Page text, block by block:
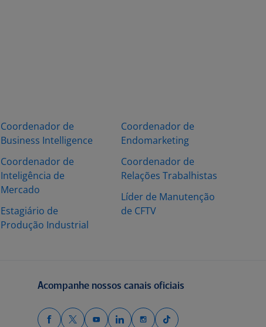
Coordenador de
Business Intelligence
Coordenador de
Inteligência de
Mercado
Estagiário de
Produção Industrial
Coordenador de
Endomarketing
Coordenador de
Relações Trabalhistas
Líder de Manutenção
de CFTV
Acompanhe nossos canais oficiais